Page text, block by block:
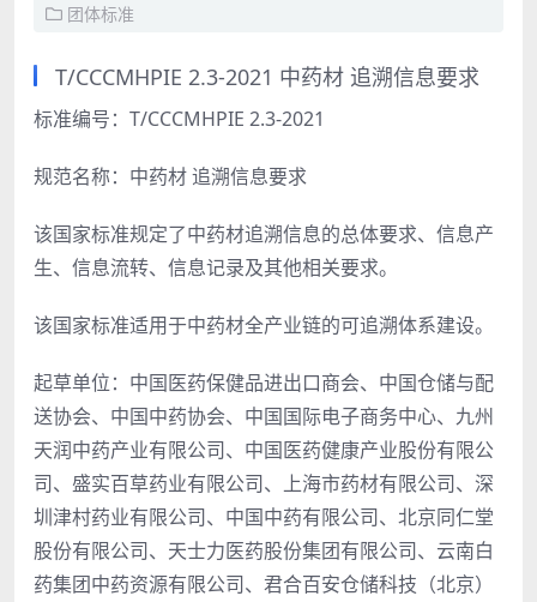
团体标准
T/CCCMHPIE 2.3-2021 中药材 追溯信息要求
标准编号：T/CCCMHPIE 2.3-2021
规范名称：中药材 追溯信息要求
该国家标准规定了中药材追溯信息的总体要求、信息产
生、信息流转、信息记录及其他相关要求。
该国家标准适用于中药材全产业链的可追溯体系建设。
起草单位：中国医药保健品进出口商会、中国仓储与配
送协会、中国中药协会、中国国际电子商务中心、九州
天润中药产业有限公司、中国医药健康产业股份有限公
司、盛实百草药业有限公司、上海市药材有限公司、深
圳津村药业有限公司、中国中药有限公司、北京同仁堂
股份有限公司、天士力医药股份集团有限公司、云南白
药集团中药资源有限公司、君合百安仓储科技（北京）